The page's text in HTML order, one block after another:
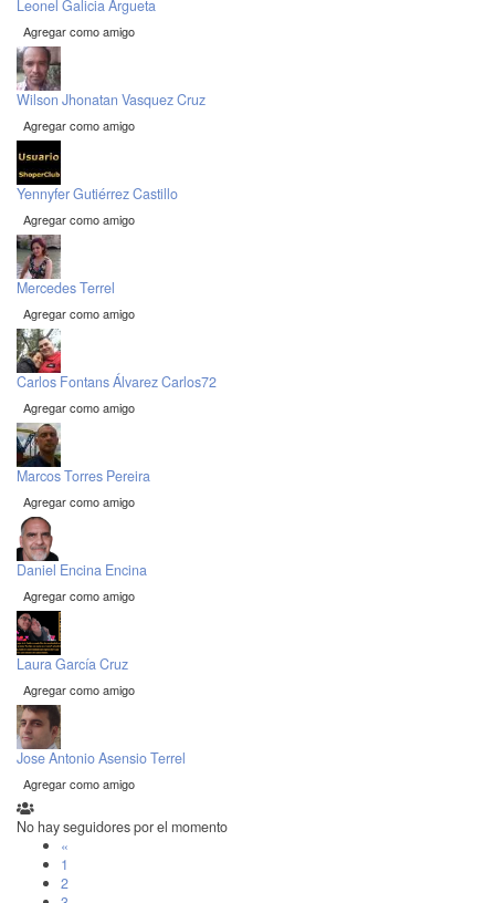
Leonel Galicia Argueta
Agregar como amigo
Wilson Jhonatan Vasquez Cruz
Agregar como amigo
Yennyfer Gutiérrez Castillo
Agregar como amigo
Mercedes Terrel
Agregar como amigo
Carlos Fontans Álvarez Carlos72
Agregar como amigo
Marcos Torres Pereira
Agregar como amigo
Daniel Encina Encina
Agregar como amigo
Laura García Cruz
Agregar como amigo
Jose Antonio Asensio Terrel
Agregar como amigo
No hay seguidores por el momento
«
1
2